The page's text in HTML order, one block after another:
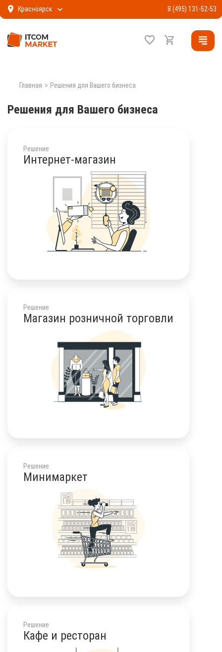
Красноярск 8 (495) 131-52-53
Главная Решения для Вашего бизнеса
Решения для Вашего бизнеса
Решение
Интернет-магазин
Решение
Магазин розничной торговли
Решение
Минимаркет
Решение
Кафе и ресторан